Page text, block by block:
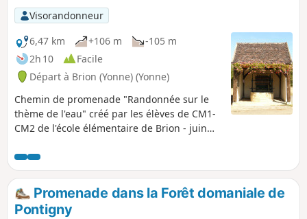
Visorandonneur
6,47 km
+106 m
-105 m
2h 10
Facile
Départ à Brion (Yonne) (Yonne)
Chemin de promenade "Randonnée sur le
thème de l'eau" créé par les élèves de CM1-
CM2 de l'école élémentaire de Brion - juin
chemin, une école» de la Fédération
Française de Randonnée Pédestre de
l'Yonne.Promenade dans la Forêt domaniale de
Pontigny